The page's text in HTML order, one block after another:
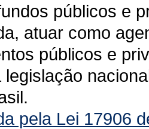
públicos e
atuar como
públicos e
legislação
pela Lei 17906